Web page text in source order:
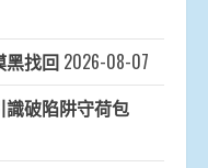
找回 2026-08-07
破陷阱守荷包